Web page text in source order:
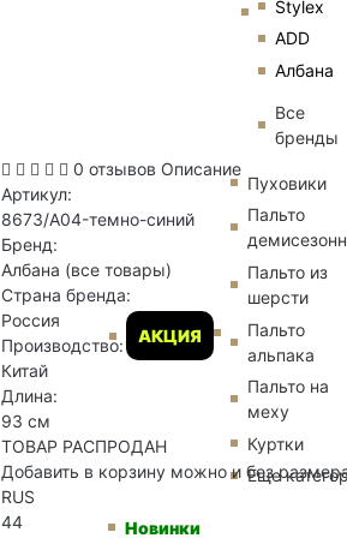
Stylex
ADD
Албана
Все
бренды
АКЦИЯ
Пуховики
Пальто
Пальто из
шерсти
Пальто
альпака
Пальто на
меху
Куртки
Еще
Новинки
0 отзывов Описание
Артикул:
8673/A04-темно-синий
Бренд:
Албана (все товары)
Страна бренда:
Россия
Производство:
Китай
Длина:
93 см
ТОВАР РАСПРОДАН
Добавить в корзину можно и без
RUS
44